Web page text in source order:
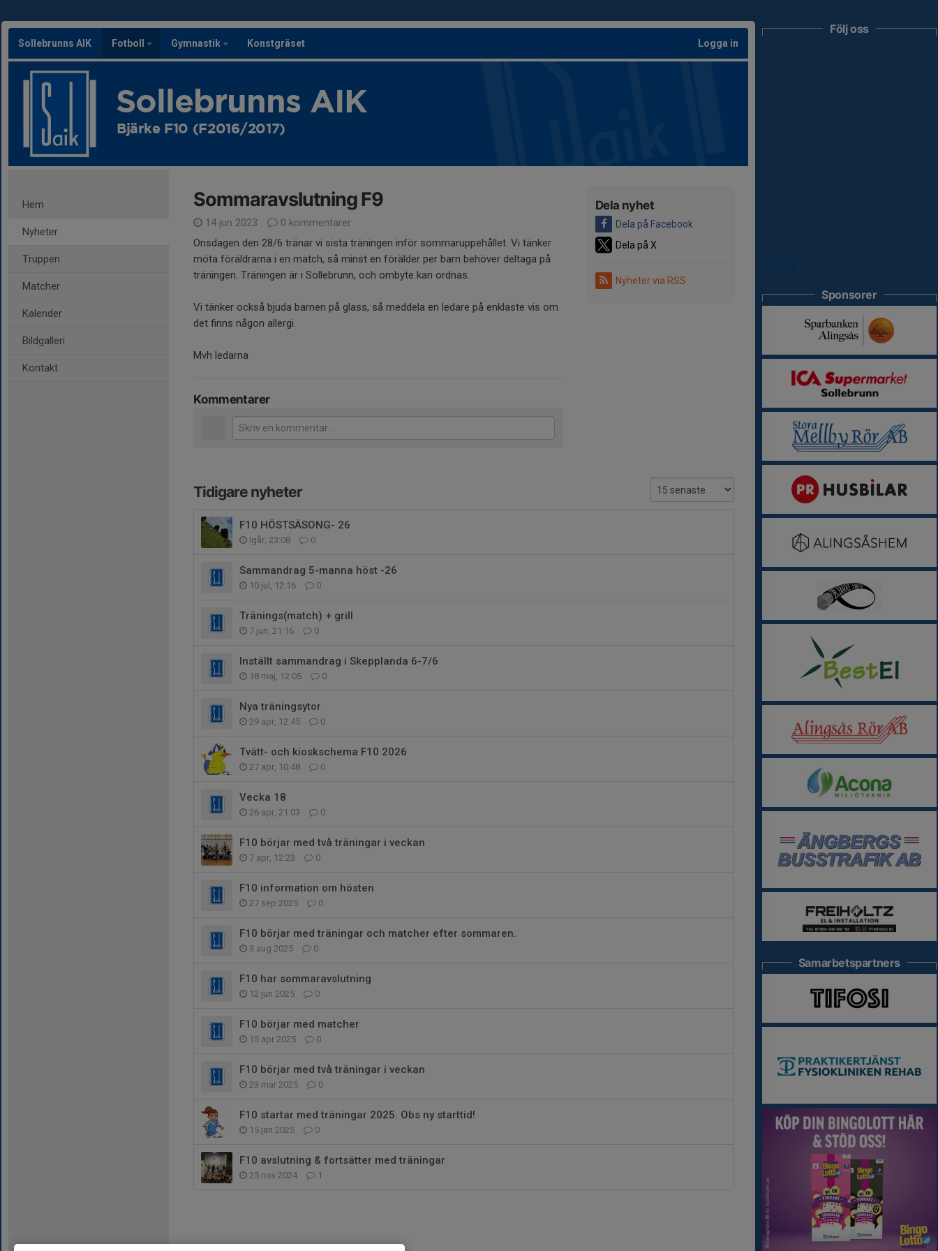
Sollebrunns AIK Fotboll Gymnastik Konstgräset Logga in
Sollebrunns AIK
Bjärke F10 (F2016/2017)
Hem
Nyheter
Truppen
Matcher
Kalender
Bildgalleri
Kontakt
Dela nyhet
Dela på Facebook
Dela på X
Nyheter via RSS
Sommaravslutning F9
14 jun 2023
0 kommentarer
Onsdagen den 28/6 tränar vi sista träningen inför sommaruppehållet. Vi tänker
möta föräldrarna i en match, så minst en förälder per barn behöver deltaga på
träningen. Träningen är i Sollebrunn, och ombyte kan ordnas.
Vi tänker också bjuda barnen på glass, så meddela en ledare på enklaste vis om
det finns någon allergi.
Mvh ledarna
Kommentarer
Tidigare nyheter
F10 HÖSTSÄSONG- 26
Igår, 23:08 0
Sammandrag 5-manna höst -26
10 jul, 12:16 0
Tränings(match) + grill
7 jun, 21:16 0
Inställt sammandrag i Skepplanda 6-7/6
18 maj, 12:05 0
Nya träningsytor
29 apr, 12:45 0
Tvätt- och kioskschema F10 2026
27 apr, 10:48 0
Vecka 18
26 apr, 21:03 0
F10 börjar med två träningar i veckan
7 apr, 12:23 0
F10 information om hösten
27 sep 2025 0
F10 börjar med träningar och matcher efter sommaren.
3 aug 2025 0
F10 har sommaravslutning
12 jun 2025 0
F10 börjar med matcher
15 apr 2025 0
F10 börjar med två träningar i veckan
23 mar 2025 0
F10 startar med träningar 2025. Obs ny starttid!
15 jan 2025 0
F10 avslutning & fortsätter med träningar
25 nov 2024 1
Följ oss
Sponsorer
Samarbetspartners